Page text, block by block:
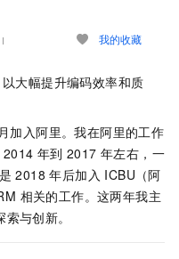
我的收藏
以大幅提升编码效率和质
加入阿里。我在阿里的工作
年到 2017 年左右，一
2018 年后加入 ICBU（阿
相关的工作。这两年我主
与创新。